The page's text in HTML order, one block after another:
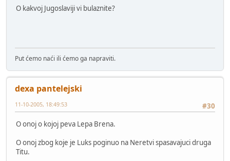
O kakvoj Jugoslaviji vi bulaznite?
Put ćemo naći ili ćemo ga napraviti.
dexa pantelejski
#30
11-10-2005, 18:49:53
O onoj o kojoj peva Lepa Brena.
O onoj zbog koje je Luks poginuo na Neretvi spasavajuci druga
Titu.